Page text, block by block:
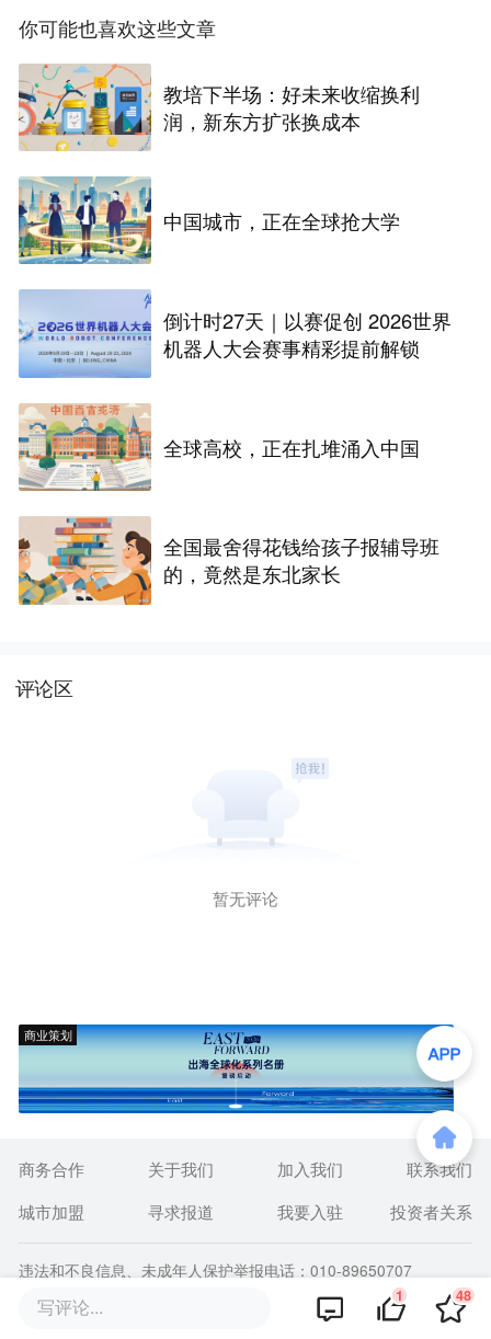
你可能也喜欢这些文章
教培下半场：好未来收缩换利
润，新东方扩张换成本
中国城市，正在全球抢大学
倒计时27天｜以赛促创 2026世界
机器人大会赛事精彩提前解锁
全球高校，正在扎堆涌入中国
全国最舍得花钱给孩子报辅导班
的，竟然是东北家长
评论区
暂无评论
商业策划
写评论... 1 48
商务合作 关于我们 加入我们
联系我们
城市加盟
寻求报道 我要入驻 投资者关系
违法和不良信息、未成年人保护举报电话：010-89650707
举报邮箱：jubao@36kr.com 网上有害信息举报
© 2011~2026
京ICP备12031756号-6